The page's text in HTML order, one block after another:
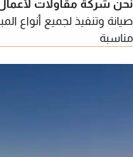
نحن شركة مقاولات لأعمال
صيانة وتنفيذ لجميع أنواع
مناسبة